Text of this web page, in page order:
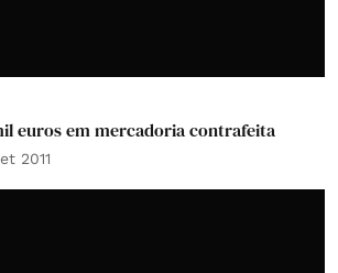
euros em mercadoria contrafeita
2011